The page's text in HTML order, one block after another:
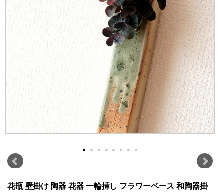
花瓶 壁掛け 陶器 花器 一輪挿し フラワーベース 和陶器掛